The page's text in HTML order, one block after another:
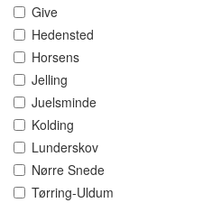
Give
Hedensted
Horsens
Jelling
Juelsminde
Kolding
Lunderskov
Nørre Snede
Tørring-Uldum